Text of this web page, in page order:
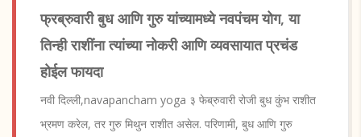
फ्रब्रुवारी बुध आणि गुरु यांच्यामध्ये नवपंचम योग, या
तिन्ही राशींना त्यांच्या नोकरी आणि व्यवसायात प्रचंड
होईल फायदा
नवी दिल्ली,navapancham yoga ३ फेब्रुवारी रोजी बुध कुंभ राशीत
भ्रमण करेल, तर गुरु मिथुन राशीत असेल. परिणामी, बुध आणि गुरु